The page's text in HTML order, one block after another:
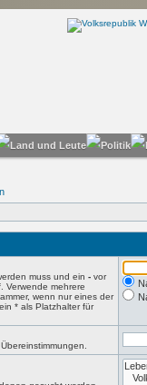
muss und ein - vor
Verwende mehrere
wenn nur eines der
* als Platzhalter für